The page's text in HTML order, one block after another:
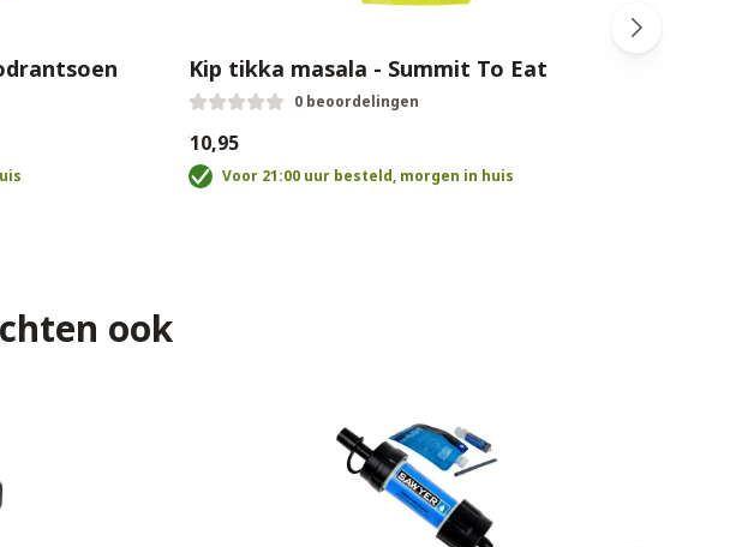
Kip tikka masala - Summit To Eat
0 beoordelingen
€10,95
Voor 21:00 uur besteld, morgen in huis
ook